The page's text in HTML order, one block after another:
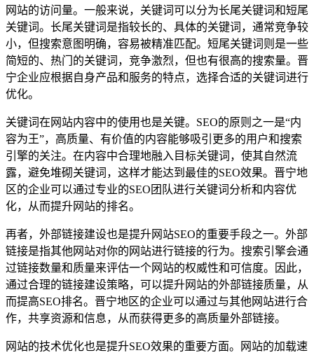
网站的访问量。一般来说，关键词可以分为长尾关键词和短尾
关键词。长尾关键词是指较长的、具体的关键词，通常竞争较
小，但搜索意图明确，容易被精准匹配。短尾关键词则是一些
简短的、热门的关键词，竞争激烈，但也有很高的搜索量。晋
宁企业应根据自身产品和服务的特点，选择合适的关键词进行
优化。
关键词在网站内容中的使用也是关键。SEO的原则之一是“内
容为王”，高质量、有价值的内容能够吸引更多的用户和搜索
引擎的关注。在内容中合理地融入目标关键词，使其自然流
露，避免堆砌关键词，这样才能达到最佳的SEO效果。晋宁地
区的企业可以通过专业的SEO团队进行关键词分析和内容优
化，从而提升网站的排名。
再者，外部链接建设也是提升网站SEO的重要手段之一。外部
链接是指其他网站对你的网站进行链接的行为。搜索引擎会通
过链接数量和质量来评估一个网站的权威性和可信度。因此，
通过合理的链接建设策略，可以提升网站的外部链接质量，从
而提高SEO排名。晋宁地区的企业可以通过与其他网站进行合
作，共享资源和信息，从而获得更多的高质量外部链接。
网站的技术优化也是提升SEO效果的重要方面。网站的加载速